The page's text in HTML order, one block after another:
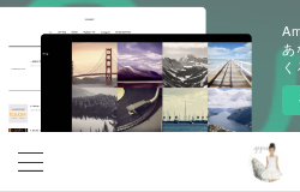
あ
く